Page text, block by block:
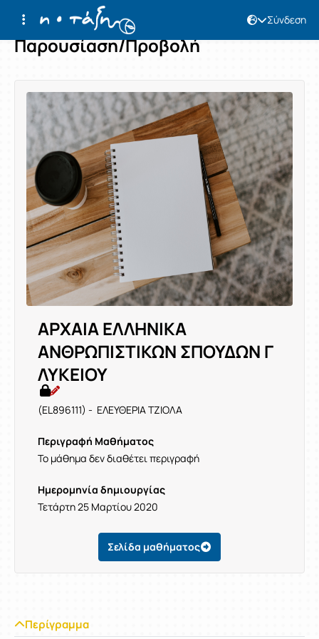
Σύνδεση
Παρουσίαση/Προβολή
ΑΡΧΑΙΑ ΕΛΛΗΝΙΚΑ
ΑΝΘΡΩΠΙΣΤΙΚΩΝ ΣΠΟΥΔΩΝ Γ
ΛΥΚΕΙΟΥ
(EL896111) - ΕΛΕΥΘΕΡΙΑ ΤΖΙΟΛΑ
Περιγραφή Μαθήματος
Το μάθημα δεν διαθέτει περιγραφή
Ημερομηνία δημιουργίας
Τετάρτη 25 Μαρτίου 2020
Σελίδα μαθήματος
Περίγραμμα